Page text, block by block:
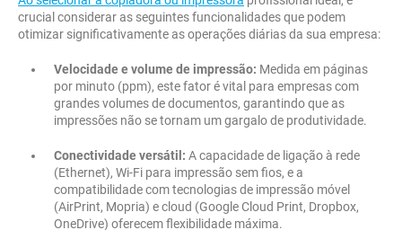
crucial considerar as seguintes funcionalidades que podem
otimizar significativamente as operações diárias da sua empresa:
Velocidade e volume de impressão: Medida em páginas
por minuto (ppm), este fator é vital para empresas com
grandes volumes de documentos, garantindo que as
impressões não se tornam um gargalo de produtividade.
Conectividade versátil: A capacidade de ligação à rede
(Ethernet), Wi-Fi para impressão sem fios, e a
compatibilidade com tecnologias de impressão móvel
(AirPrint, Mopria) e cloud (Google Cloud Print, Dropbox,
OneDrive) oferecem flexibilidade máxima.